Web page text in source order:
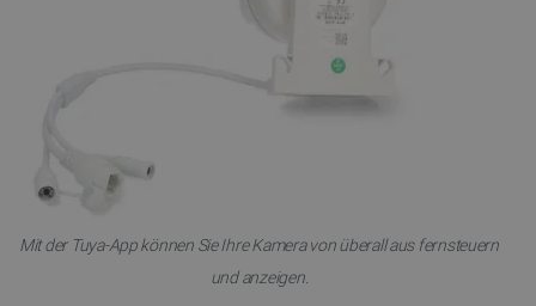
Mit der Tuya-App können Sie Ihre Kamera von überall aus fernsteuern
und anzeigen.